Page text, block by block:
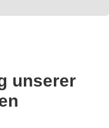
unserer